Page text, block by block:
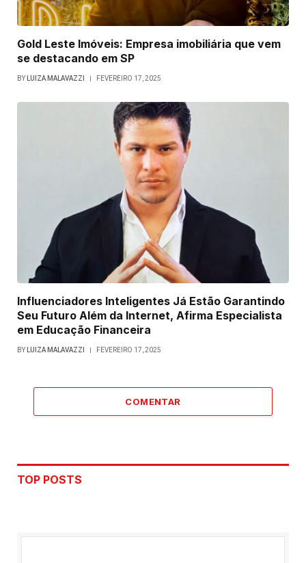
Gold Leste Imóveis: Empresa imobiliária que vem
se destacando em SP
BY LUIZA MALAVAZZI FEVEREIRO 17, 2025
Influenciadores Inteligentes Já Estão Garantindo
Seu Futuro Além da Internet, Afirma Especialista
em Educação Financeira
BY LUIZA MALAVAZZI FEVEREIRO 17, 2025
COMENTAR
TOP POSTS